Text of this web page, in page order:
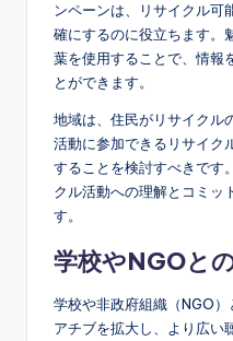
ンペーンは、リサイクル可
確にするのに役立ちます。
葉を使用することで、情報
とができます。
地域は、住民がリサイクル
活動に参加できるリサイク
することを検討すべきです
クル活動への理解とコミッ
す。
学校やNGOと
学校や非政府組織（NGO
アチブを拡大し、より広い